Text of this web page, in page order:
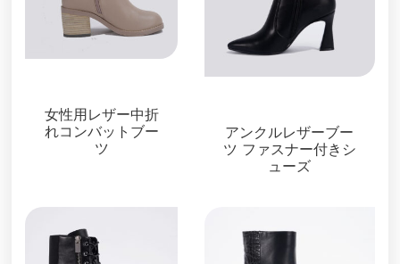
女性用レザー中折
れコンバットブー
ツ
アンクルレザーブー
ツ ファスナー付きシ
ューズ